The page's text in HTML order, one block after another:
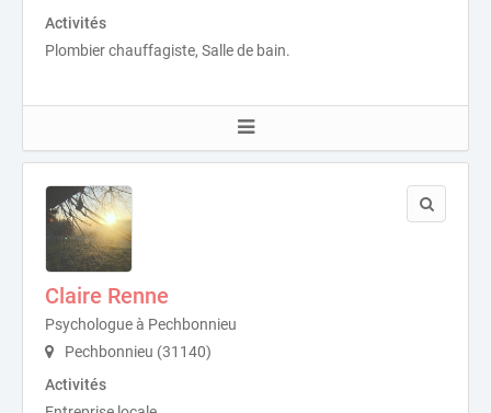
Activités
Plombier chauffagiste, Salle de bain.
Claire Renne
Psychologue à Pechbonnieu
Pechbonnieu (31140)
Activités